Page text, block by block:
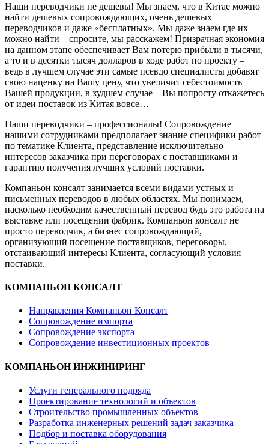
Наши переводчики не дешевы! Мы знаем, что в Китае можно
найти дешевых сопровождающих, очень дешевых
переводчиков и даже «бесплатных». Мы даже знаем где их
можно найти – спросите, мы расскажем! Призрачная экономия
на данном этапе обеспечивает Вам потерю прибыли в тысячи,
а то и в десятки тысяч долларов в ходе работ по проекту –
ведь в лучшем случае эти самые псевдо специалисты добавят
свою наценку на Вашу цену, что увеличит себестоимость
Вашей продукции, в худшем случае – Вы попросту откажетесь
от идеи поставок из Китая вовсе…
Наши переводчики – профессионалы! Сопровождение
нашими сотрудниками предполагает знание специфики работ
по тематике Клиента, представление исключительно
интересов заказчика при переговорах с поставщиками и
гарантию получения лучших условий поставки.
Компаньон консалт занимается всеми видами устных и
письменных переводов в любых областях. Мы понимаем,
насколько необходим качественный перевод будь это работа на
выставке или посещении фабрик. Компаньон консалт не
просто переводчик, а бизнес сопровождающий,
организующий посещение поставщиков, переговоры,
отстаивающий интересы Клиента, согласующий условия
поставки.
КОМПАНЬОН КОНСАЛТ
Направления Компаньон Консалт
Сопровождение импорта
Сопровождение экспорта
Сопровождение инвестиционных проектов
КОМПАНЬОН ИНЖИНИРИНГ
Услуги генерального подряда
Проектирование технологий и объектов
Строительство промышленных объектов
Разработка инженерных решений задач заказчика
Подбор и поставка оборудования